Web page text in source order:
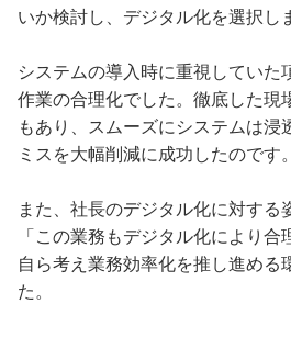
いか検討し、デジタル化を選択し
システムの導入時に重視していた
作業の合理化でした。徹底した現
もあり、スムーズにシステムは浸
ミスを大幅削減に成功したのです。
また、社長のデジタル化に対する
「この業務もデジタル化により
自ら考え業務効率化を推し進める
た。